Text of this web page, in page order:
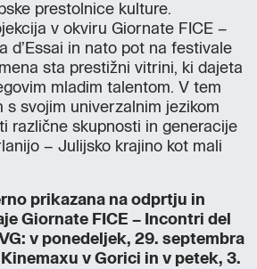
prestolnice kulture.
v okviru Giornate FICE –
d’Essai in nato pot na festivale
sta prestižni vitrini, ki dajeta
mladim talentom. V tem
s svojim univerzalnim jezikom
različne skupnosti in generacije
– Julijsko krajino kot mali
prikazana na odprtju in
Giornate FICE – Incontri del
v ponedeljek, 29. septembra
v Gorici in v petek, 3.